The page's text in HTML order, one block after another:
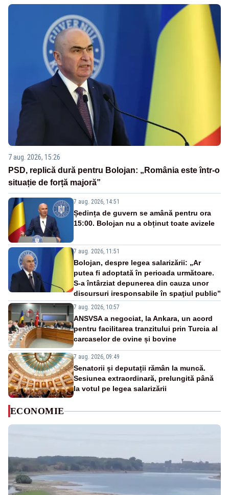
7 aug. 2026, 15:26
PSD, replică dură pentru Bolojan: „România este într-o
situație de forță majoră”
7 aug. 2026, 14:51
Ședința de guvern se amână pentru ora
15:00. Bolojan nu a obținut toate avizele
7 aug. 2026, 11:51
Bolojan, despre legea salarizării: „Ar
putea fi adoptată în perioada următoare.
S-a întârziat depunerea din cauza unor
discursuri iresponsabile în spaţiul public”
7 aug. 2026, 10:57
ANSVSA a negociat, la Ankara, un acord
pentru facilitarea tranzitului prin Turcia al
carcaselor de ovine și bovine
7 aug. 2026, 09:49
Senatorii și deputații rămân la muncă.
Sesiunea extraordinară, prelungită până
la votul pe legea salarizării
ECONOMIE